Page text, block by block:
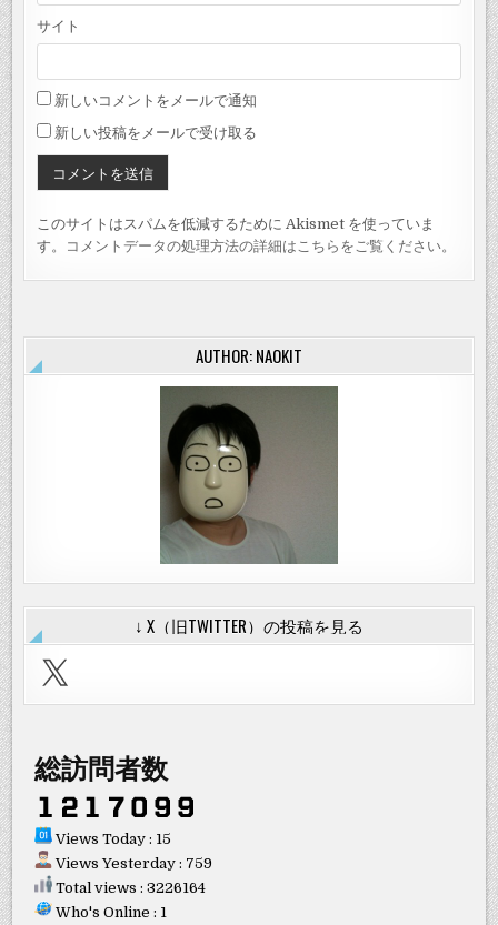
サイト
新しいコメントをメールで通知
新しい投稿をメールで受け取る
このサイトはスパムを低減するために Akismet を使っていま
す。
コメントデータの処理方法の詳細はこちらをご覧ください。
AUTHOR: NAOKIT
↓ X（旧TWITTER）の投稿を見る
X
総訪問者数
Views Today : 15
Views Yesterday : 759
Total views : 3226164
Who's Online : 1